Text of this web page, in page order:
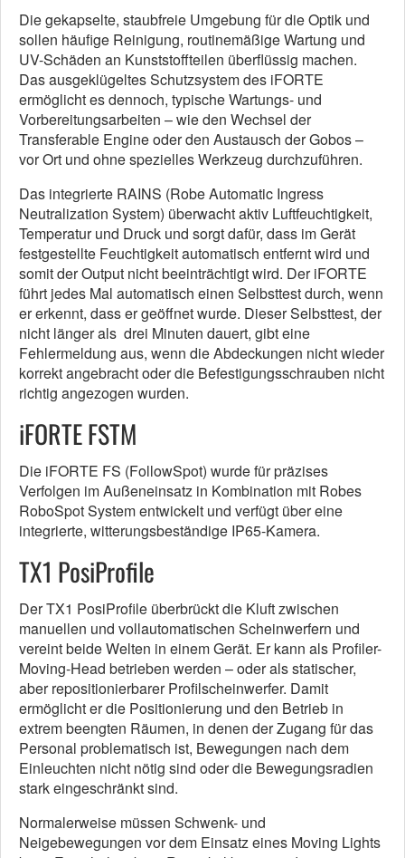
Die gekapselte, staubfreie Umgebung für die Optik und
sollen häufige Reinigung, routinemäßige Wartung und
UV-Schäden an Kunststoffteilen überflüssig machen.
Das ausgeklügeltes Schutzsystem des iFORTE
ermöglicht es dennoch, typische Wartungs- und
Vorbereitungsarbeiten – wie den Wechsel der
Transferable Engine oder den Austausch der Gobos –
vor Ort und ohne spezielles Werkzeug durchzuführen.
Das integrierte RAINS (Robe Automatic Ingress
Neutralization System) überwacht aktiv Luftfeuchtigkeit,
Temperatur und Druck und sorgt dafür, dass im Gerät
festgestellte Feuchtigkeit automatisch entfernt wird und
somit der Output nicht beeinträchtigt wird. Der iFORTE
führt jedes Mal automatisch einen Selbsttest durch, wenn
er erkennt, dass er geöffnet wurde. Dieser Selbsttest, der
nicht länger als drei Minuten dauert, gibt eine
Fehlermeldung aus, wenn die Abdeckungen nicht wieder
korrekt angebracht oder die Befestigungsschrauben nicht
richtig angezogen wurden.
iFORTE FSTM
Die iFORTE FS (FollowSpot) wurde für präzises
Verfolgen im Außeneinsatz in Kombination mit Robes
RoboSpot System entwickelt und verfügt über eine
integrierte, witterungsbeständige IP65-Kamera.
TX1 PosiProfile
Der TX1 PosiProfile überbrückt die Kluft zwischen
manuellen und vollautomatischen Scheinwerfern und
vereint beide Welten in einem Gerät. Er kann als Profiler-
Moving-Head betrieben werden – oder als statischer,
aber repositionierbarer Profilscheinwerfer. Damit
ermöglicht er die Positionierung und den Betrieb in
extrem beengten Räumen, in denen der Zugang für das
Personal problematisch ist, Bewegungen nach dem
Einleuchten nicht nötig sind oder die Bewegungsradien
stark eingeschränkt sind.
Normalerweise müssen Schwenk- und
Neigebewegungen vor dem Einsatz eines Moving Lights